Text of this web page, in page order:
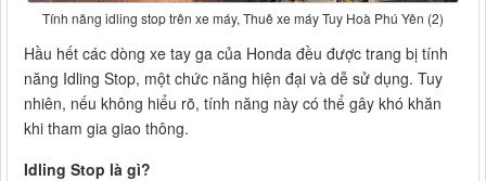
Tính năng idling stop trên xe máy, Thuê xe máy Tuy Hoà Phú Yên (2)
Hầu hết các dòng xe tay ga của Honda đều được trang bị tính
năng Idling Stop, một chức năng hiện đại và dễ sử dụng. Tuy
nhiên, nếu không hiểu rõ, tính năng này có thể gây khó khăn
khi tham gia giao thông.
Idling Stop là gì?